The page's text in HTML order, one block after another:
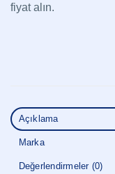
fiyat alın.
Açıklama
Marka
Değerlendirmeler (0)